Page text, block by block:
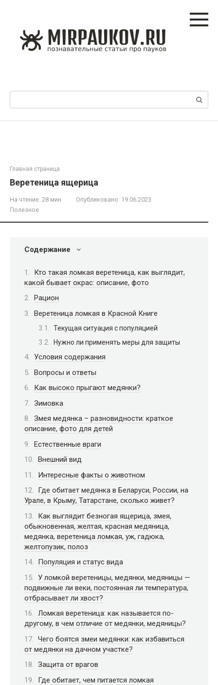
Главная страница
Веретеница ящерица
На чтение: 28 мин Опубликовано: 19.06.2023
Полезное
Содержание
Кто такая ломкая веретеница, как выглядит,
какой бывает окрас: описание, фото
Рацион
Веретеница ломкая в Красной Книге
Текущая ситуация с популяцией
Нужно ли применять меры для защиты
Условия содержания
Вопросы и ответы
Как высоко прыгают медянки?
Зимовка
Змея медянка – разновидности: краткое
описание, фото для детей
Естественные враги
Внешний вид
Интересные факты о животном
Где обитает медянка в Беларуси, России, на
Урале, в Крыму, Татарстане, сколько живет?
Как выглядит безногая ящерица, змея,
обыкновенная, желтая, красная медяница,
медянка, веретеница ломкая, уж, гадюка,
желтопузик, полоз
Популяция и статус вида
У ломкой веретеницы, медянки, медяницы —
подвижные ли веки, постоянная ли температура,
отбрасывает ли хвост?
Ломкая веретеница: как называется по-
другому, в чем отличие от медянки, медяницы?
Чего боятся змеи медянки: как избавиться
от медянки на дачном участке?
Защита от врагов
Где обитает, чем питается ломкая